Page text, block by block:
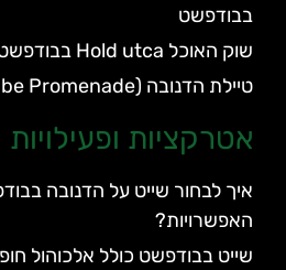
בבודפשט
שוק האוכל Hold utca בבודפשט
טיילת הדנובה (Danube Promenade)
אטרקציות ופעילויות
איך לבחור שייט על הדנובה
האפשרויות?
שייט בבודפשט כולל אלכוהול